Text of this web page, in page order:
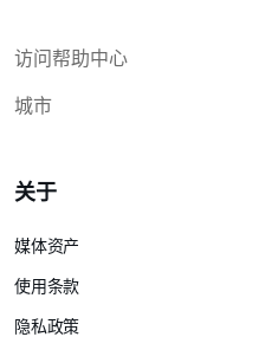
访问帮助中心
城市
关于
媒体资产
使用条款
隐私政策